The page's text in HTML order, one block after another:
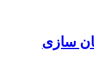
سازی